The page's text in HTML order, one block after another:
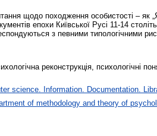
щодо походження особистості –
епохи Київської Русі 11-14
з певними типологічними
реконструкція, психологічні
science. Information. Documentation.
of methodology and theory of